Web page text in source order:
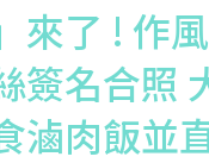
來了 ! 作
簽名合照
滷肉飯並